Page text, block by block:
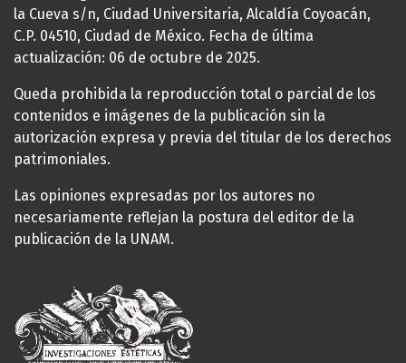
la Cueva s/n, Ciudad Universitaria, Alcaldía Coyoacán,
C.P. 04510, Ciudad de México. Fecha de última
actualización: 06 de octubre de 2025.
Queda prohibida la reproducción total o parcial de los
contenidos e imágenes de la publicación sin la
autorización expresa y previa del titular de los derechos
patrimoniales.
Las opiniones expresadas por los autores no
necesariamente reflejan la postura del editor de la
publicación de la UNAM.